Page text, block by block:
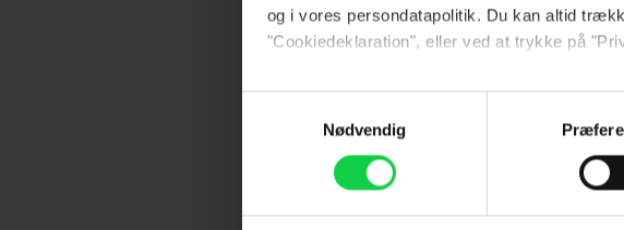
og i vores persondatapolitik. Du kan altid
"Cookiedeklaration", eller ved at trykke på
Hvis du tillader det, vil vi også gerne:
Indsamle præcise oplysninger om din
Dine valg anvendes på hele websitet.
Nødvendig